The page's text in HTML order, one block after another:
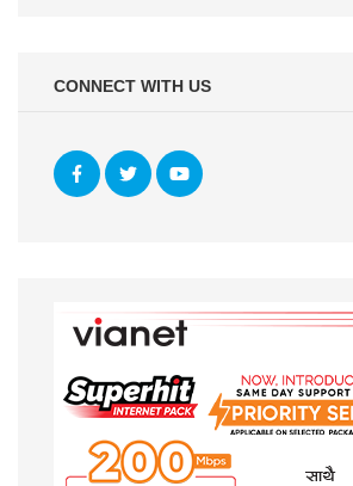
CONNECT WITH US